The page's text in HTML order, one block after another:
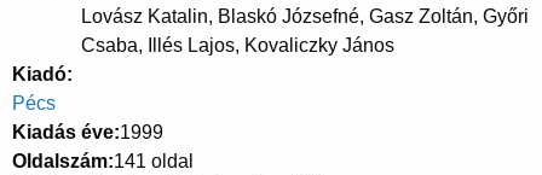
Lovász Katalin, Blaskó Józsefné, Gasz Zoltán, Győri
Csaba, Illés Lajos, Kovaliczky János
Kiadó
Pécs
Kiadás éve 1999
Oldalszám 141 oldal